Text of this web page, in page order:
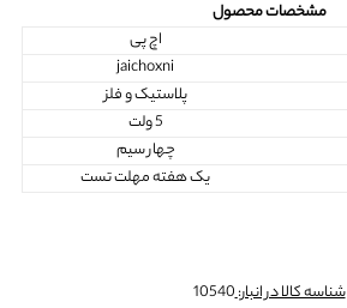
مشخصات محصول
اچ پی
jaichoxni
پلاستیک و فلز
5 ولت
چهار سیم
یک هفته مهلت تست
شناسه کالا در انبار:10540